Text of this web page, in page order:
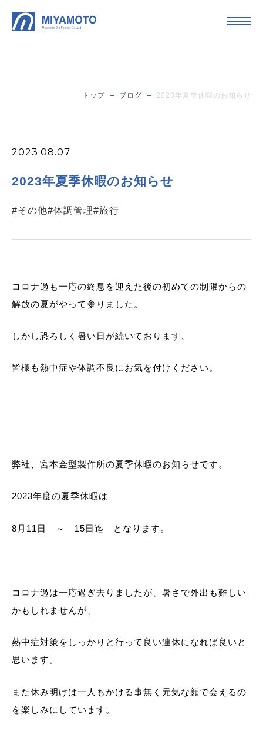
トップ ブログ 2023年夏季休暇のお知らせ
2023.08.07
2023年夏季休暇のお知らせ
#その他#体調管理#旅行
コロナ過も一応の終息を迎えた後の初めての制限からの
解放の夏がやって参りました。
しかし恐ろしく暑い日が続いております、
皆様も熱中症や体調不良にお気を付けください。
弊社、宮本金型製作所の夏季休暇のお知らせです。
2023年度の夏季休暇は
8月11日 ～ 15日迄 となります。
コロナ過は一応過ぎ去りましたが、暑さで外出も難しい
かもしれませんが、
熱中症対策をしっかりと行って良い連休になれば良いと
思います。
また休み明けは一人もかける事無く元気な顔で会えるの
を楽しみにしています。